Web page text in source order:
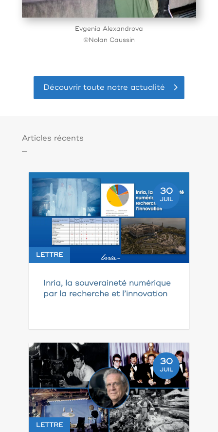
Evgenia Alexandrova
©Nolan Caussin
Découvrir toute notre actualité
Articles récents
30
JUIL
LETTRE
Inria, la souveraineté numérique
par la recherche et l’innovation
30
JUIL
LETTRE